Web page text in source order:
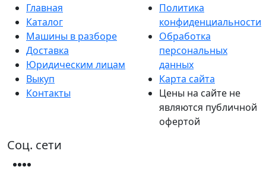
Главная
Каталог
Машины в разборе
Доставка
Юридическим лицам
Выкуп
Контакты
Политика
конфиденциальности
Обработка
персональных
данных
Карта сайта
Цены на сайте не
являются публичной
офертой
Соц. сети